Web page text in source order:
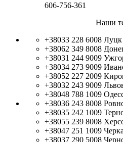
606-756-361
Наши
+38033 228 6008 Луцк
+38062 349 8008
+38031 244 9009
+38034 273 9009
+38052 227 2009
+38032 243 9009
+38048 788 1009
+38036 243 8008
+38035 242 1009
+38055 239 8008
+38047 251 1009
+38037 290 5008